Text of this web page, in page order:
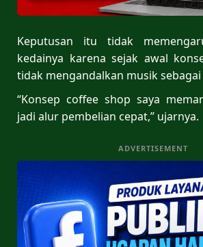
Keputusan itu tidak
kedainya karena sejak awal
tidak mengandalkan musik
“Konsep coffee shop saya
jadi alur pembelian cepat,” ujarnya.
ADVERTISEMENT